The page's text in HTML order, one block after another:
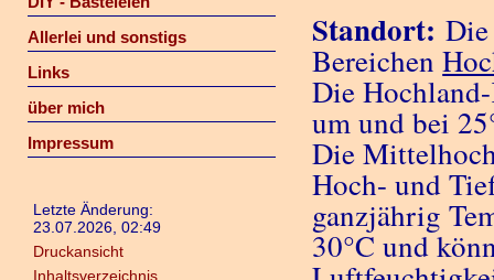
Allerlei und sonstigs
Links
über mich
Impressum
Letzte Änderung:
23.07.2026, 02:49
Druckansicht
Inhaltsverzeichnis
Standort:
Bereichen
Die
um und bei
Die
Hoch- und
ganzjährig
30°C und